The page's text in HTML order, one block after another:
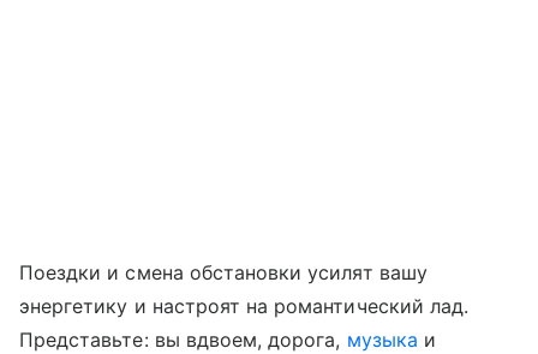
Поездки и смена обстановки усилят вашу
энергетику и настроят на романтический лад.
Представьте: вы вдвоем, дорога, музыка и